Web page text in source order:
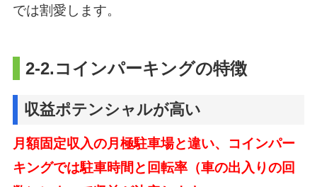
では割愛します。
2-2.コインパーキングの特徴
収益ポテンシャルが高い
月額固定収入の月極駐車場と違い、 コインパー
キングでは駐車時間と回転率（車の出入りの回